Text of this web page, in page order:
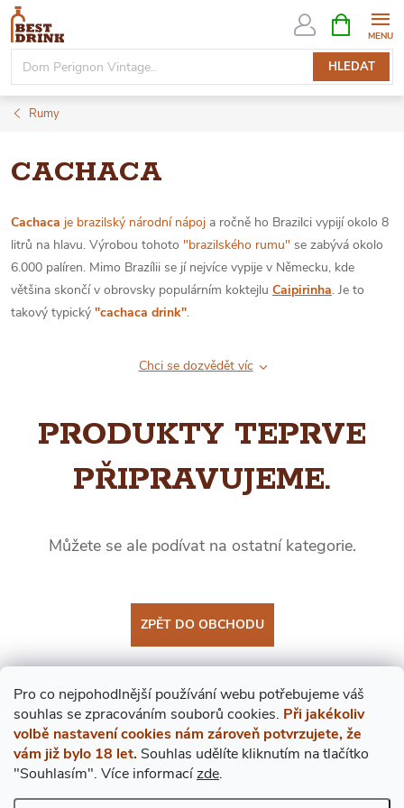
Pro co nejpohodlnější používání webu potřebujeme váš
souhlas se zpracováním souborů cookies. Při jakékoliv
volbě nastavení cookies nám zároveň potvrzujete, že
vám již bylo 18 let. Souhlas udělíte kliknutím na tlačítko
"Souhlasím". Více informacízde.
Přejít
obsah
HLEDAT
NÁKUPNÍ
KOŠÍK
Rumy
CACHACA
Cachaca je brazilský národní nápoj a ročně ho Brazilci vypijí okolo 8
litrů na hlavu. Výrobou tohoto "brazilského rumu" se zabývá okolo
6.000 palíren. Mimo Brazílii se jí nejvíce vypije v Německu, kde
většina skončí v obrovsky populárním koktejlu Caipirinha. Je to
takový typický "cachaca drink".
Chci se dozvědět víc
PRODUKTY TEPRVE
PŘIPRAVUJEME.
Můžete se ale podívat na ostatní kategorie.
ZPĚT DO OBCHODU
Mějte přehled o novinkách